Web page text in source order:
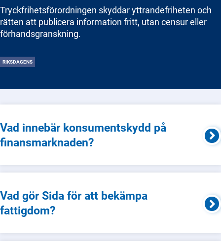
Tryckfrihetsförordningen skyddar yttrandefriheten och
rätten att publicera information fritt, utan censur eller
förhandsgranskning.
RIKSDAGENS
Vad innebär konsumentskydd på
finansmarknaden?
Vad gör Sida för att bekämpa
fattigdom?